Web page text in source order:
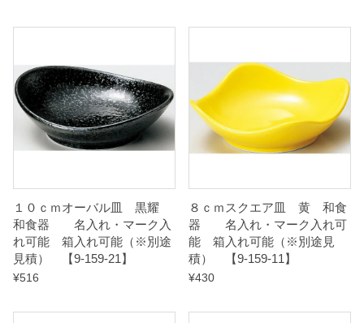
積
【
6
2
-
1
5
１０ｃｍオーバル皿 黒耀
和食器 名入れ・マーク入
れ可能 箱入れ可能（※別途
見積） 【9-159-21】
¥516
８ｃｍスクエア皿 黄 和食
器 名入れ・マーク入れ可
能 箱入れ可能（※別途見
積） 【9-159-11】
¥430